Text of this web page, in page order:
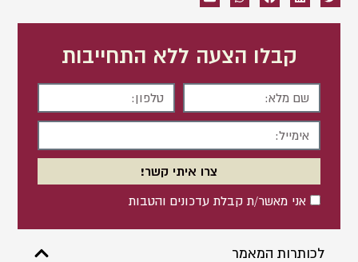
קבלו הצעה ללא התחייבות
טלפון
אישוראני מאשר/ת קבלת עדכונים והטבות
צרו איתי קשר!
לכותרות המאמר